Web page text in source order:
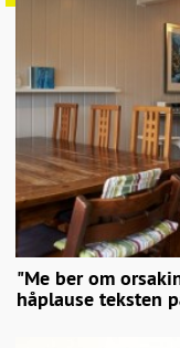
"Me ber om
håplause teksten